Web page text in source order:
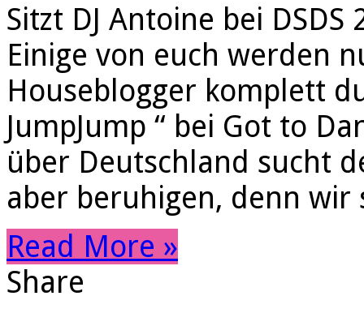
Sitzt DJ Antoine bei
Einige von euch werden
Houseblogger komplett
JumpJump “ bei Got to
über Deutschland sucht
aber beruhigen, denn
Read More »
Share